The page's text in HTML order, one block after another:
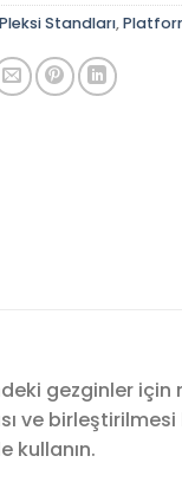
Pleksi Standları,
gezginler için
ve birleştirilmesi
kullanın.